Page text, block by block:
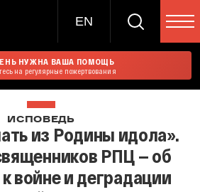
EN
НУЖНА ВАША ПОМОЩЬ
на регулярные пожертвования
ИСПОВЕДЬ
из Родины идола».
РПЦ — об
войне и деградации